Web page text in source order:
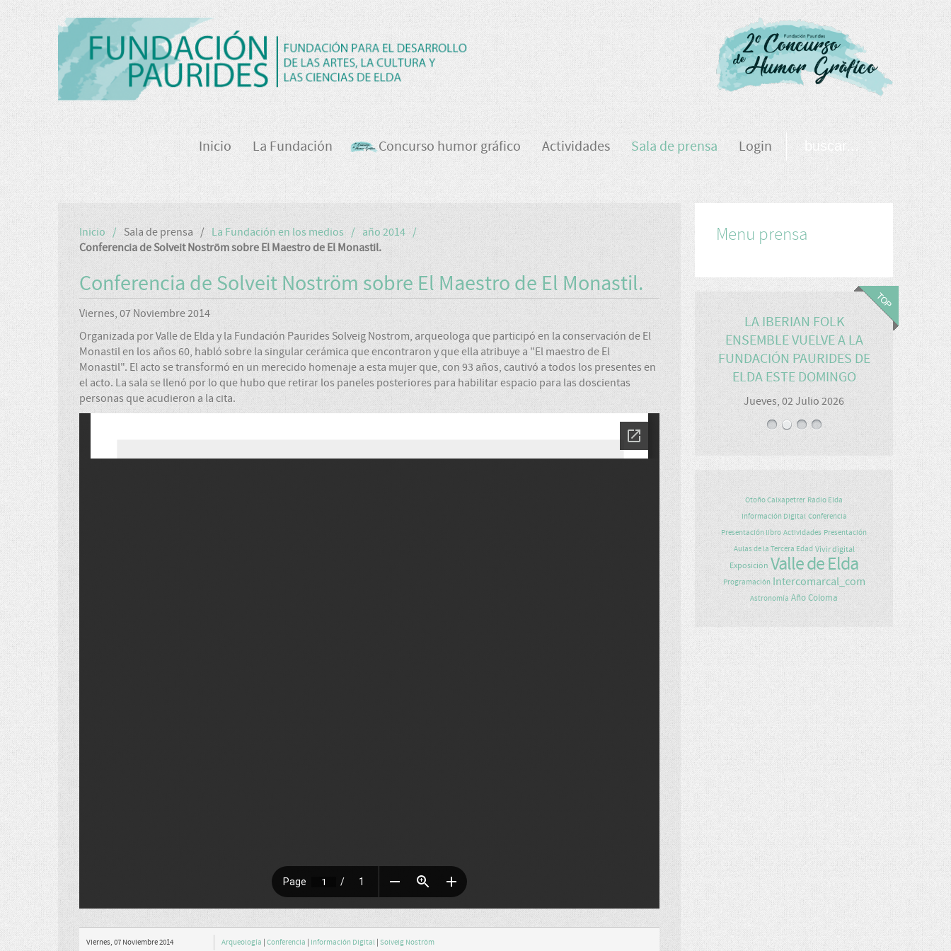
Inicio La Fundación Concurso humor gráfico Actividades Sala de prensa Login
Inicio Sala de prensa La Fundación en los medios
año 2014
Conferencia de Solveit Noström sobre El Maestro de El Monastil.
Conferencia de Solveit Noström sobre El Maestro de El Monastil.
Viernes, 07 Noviembre 2014
Organizada por Valle de Elda y la Fundación Paurides Solveig Nostrom, arqueologa que participó en la conservación de El
Monastil en los años 60, habló sobre la singular cerámica que encontraron y que ella atribuye a "El maestro de El
Monastil". El acto se transformó en un merecido homenaje a esta mujer que, con 93 años, cautivó a todos los presentes en
el acto. La sala se llenó por lo que hubo que retirar los paneles posteriores para habilitar espacio para las doscientas
personas que acudieron a la cita.
Viernes, 07 Noviembre 2014 Arqueología | Conferencia | Información Digital | Solveig Noström
Menu prensa
LA IBERIAN FOLK
ENSEMBLE VUELVE A LA
FUNDACIÓN PAURIDES DE
ELDA ESTE DOMINGO
Jueves, 02 Julio 2026
Otoño Caixapetrer Radio Elda
Información Digital Conferencia
Presentación libro Actividades Presentación
Aulas de la Tercera Edad Vivir digital
Exposición Valle de Elda
Programación Intercomarcal_com
Astronomía Año Coloma